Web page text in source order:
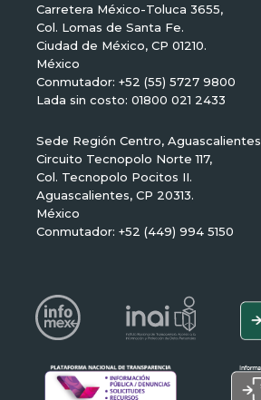
Carretera México-Toluca 3655,
Col. Lomas de Santa Fe.
Ciudad de México, CP 01210.
México
Conmutador: +52 (55) 5727 9800
Lada sin costo: 01800 021 2433
Sede Región Centro, Aguascalientes
Circuito Tecnopolo Norte 117,
Col. Tecnopolo Pocitos II.
Aguascalientes, CP 20313.
México
Conmutador: +52 (449) 994 5150